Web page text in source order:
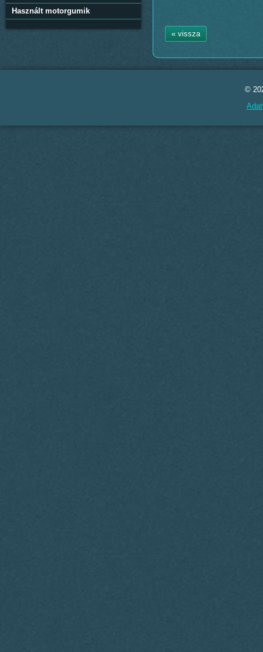
Használt motorgumik
« vissza
©